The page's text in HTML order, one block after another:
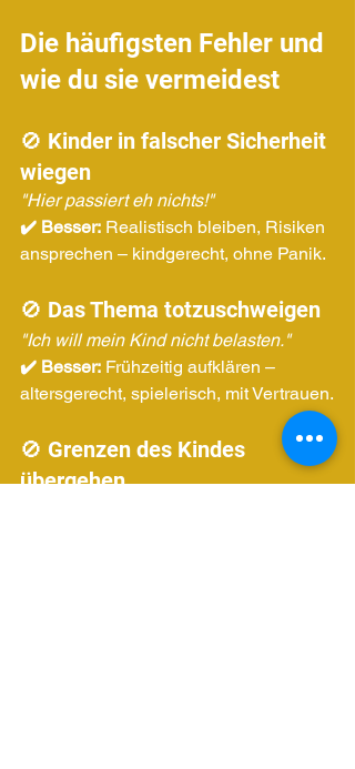
Die häufigsten Fehler und
wie du sie vermeidest
🚫 Kinder in falscher Sicherheit
wiegen
"Hier passiert eh nichts!"
✔️ Besser: Realistisch bleiben, Risiken
ansprechen – kindgerecht, ohne Panik.
🚫 Das Thema totzuschweigen
"Ich will mein Kind nicht belasten."
✔️ Besser: Frühzeitig aufklären –
altersgerecht, spielerisch, mit Vertrauen.
🚫 Grenzen des Kindes
übergehen